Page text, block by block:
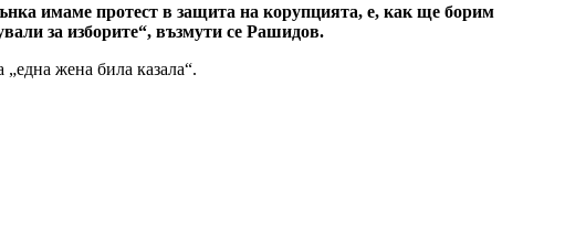
имаме протест в защита на корупцията, е, как ще борим
за изборите“, възмути се Рашидов.
жена била казала“.